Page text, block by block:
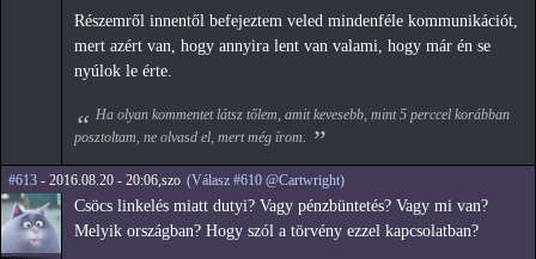
Részemről innentől befejeztem veled mindenféle kommunikációt,
mert azért van, hogy annyira lent van valami, hogy már én se
nyúlok le érte.
Ha olyan kommentet látsz tőlem, amit kevesebb, mint 5 perccel korábban
posztoltam, ne olvasd el, mert még írom.
#613 - 2016.08.20 - 20:06,szo (Válasz #610 @Cartwright)
Csöcs linkelés miatt dutyi? Vagy pénzbüntetés? Vagy mi van?
Melyik országban? Hogy szól a törvény ezzel kapcsolatban?